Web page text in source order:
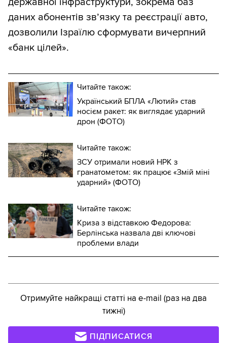
даних абонентів зв’язку та реєстрації авто,
дозволили Ізраїлю сформувати вичерпний
«банк цілей».
Читайте також:
Український БПЛА «Лютий» став
носієм ракет: як виглядає ударний
дрон (ФОТО)
Читайте також:
ЗСУ отримали новий НРК з
гранатометом: як працює «Змій міні
ударний» (ФОТО)
Читайте також:
Криза з відставкою Федорова:
Берлінська назвала дві ключові
проблеми влади
Отримуйте найкращі статті на e-mail (раз на два
тижні)
ПІДПИСАТИСЯ